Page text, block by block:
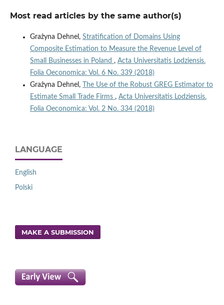
Most read articles by the same author(s)
Grażyna Dehnel, Stratification of Domains Using
Composite Estimation to Measure the Revenue Level of
Small Businesses in Poland , Acta Universitatis Lodziensis.
Folia Oeconomica: Vol. 6 No. 339 (2018)
Grażyna Dehnel,
The Use of the Robust GREG Estimator to
Estimate Small Trade Firms , Acta Universitatis Lodziensis.
Folia Oeconomica: Vol. 2 No. 334 (2018)
LANGUAGE
English
Polski
MAKE A SUBMISSION